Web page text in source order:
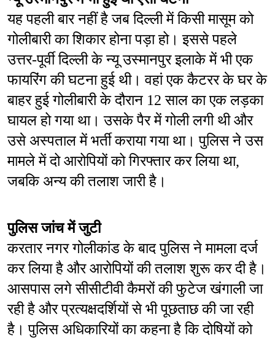
यह पहली बार नहीं है जब दिल्ली में किसी मासूम को
गोलीबारी का शिकार होना पड़ा हो। इससे पहले
उत्तर-पूर्वी दिल्ली के न्यू उस्मानपुर इलाके में भी एक
फायरिंग की घटना हुई थी। वहां एक कैटरर के घर के
बाहर हुई गोलीबारी के दौरान 12 साल का एक लड़का
घायल हो गया था। उसके पैर में गोली लगी थी और
उसे अस्पताल में भर्ती कराया गया था। पुलिस ने उस
मामले में दो आरोपियों को गिरफ्तार कर लिया था,
जबकि अन्य की तलाश जारी है।
पुलिस जांच में जुटी
करतार नगर गोलीकांड के बाद पुलिस ने मामला दर्ज
कर लिया है और आरोपियों की तलाश शुरू कर दी है।
आसपास लगे सीसीटीवी कैमरों की फुटेज खंगाली जा
रही है और प्रत्यक्षदर्शियों से भी पूछताछ की जा रही
है। पुलिस अधिकारियों का कहना है कि दोषियों को